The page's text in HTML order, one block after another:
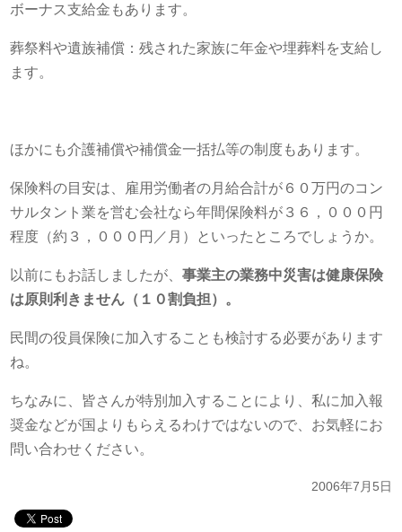
ボーナス支給金もあります。
葬祭料や遺族補償：残された家族に年金や埋葬料を支給し
ます。
ほかにも介護補償や補償金一括払等の制度もあります。
保険料の目安は、雇用労働者の月給合計が６０万円のコン
サルタント業を営む会社なら年間保険料が３６，０００円
程度（約３，０００円／月）といったところでしょうか。
以前にもお話しましたが、事業主の業務中災害は健康保険
は原則利きません（１０割負担）。
民間の役員保険に加入することも検討する必要があります
ね。
ちなみに、皆さんが特別加入することにより、私に加入報
奨金などが国よりもらえるわけではないので、お気軽にお
問い合わせください。
2006年7月5日